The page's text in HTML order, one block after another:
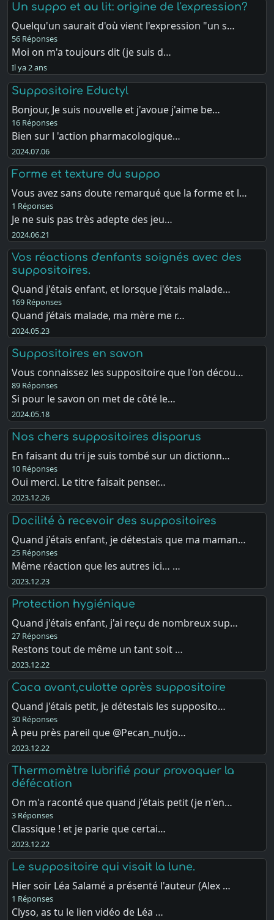
Un suppo et au lit: origine de l'expression?
Quelqu'un saurait d'où vient l'expression "un s…
56 Réponses
Moi on m'a toujours dit (je suis d…
Il ya 2 ans
Suppositoire Eductyl
Bonjour, Je suis nouvelle et j'avoue j'aime be…
16 Réponses
Bien sur l 'action pharmacologique…
2024.07.06
Forme et texture du suppo
Vous avez sans doute remarqué que la forme et l…
1 Réponses
Je ne suis pas très adepte des jeu…
2024.06.21
Vos réactions d'enfants soignés avec des
suppositoires.
Quand j'étais enfant, et lorsque j'étais malade…
169 Réponses
Quand j’étais malade, ma mère me r…
2024.05.23
Suppositoires en savon
Vous connaissez les suppositoire que l'on décou…
89 Réponses
Si pour le savon on met de côté le…
2024.05.18
Nos chers suppositoires disparus
En faisant du tri je suis tombé sur un dictionn…
10 Réponses
Oui merci. Le titre faisait penser…
2023.12.26
Docilité à recevoir des suppositoires
Quand j'étais enfant, je détestais que ma maman…
25 Réponses
Même réaction que les autres ici… …
2023.12.23
Protection hygiénique
Quand j'étais enfant, j'ai reçu de nombreux sup…
27 Réponses
Restons tout de même un tant soit …
2023.12.22
Caca avant,culotte après suppositoire
Quand j'étais petit, je détestais les supposito…
30 Réponses
À peu près pareil que @Pecan_nutjo…
2023.12.22
Thermomètre lubrifié pour provoquer la
défécation
On m'a raconté que quand j'étais petit (je n'en…
3 Réponses
Classique ! et je parie que certai…
2023.12.22
Le suppositoire qui visait la lune.
Hier soir Léa Salamé a présenté l'auteur (Alex …
1 Réponses
Clyso, as tu le lien vidéo de Léa …